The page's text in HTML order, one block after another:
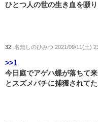
ひとつ人の世の生き血を啜り
32: 名無しのひみつ 2021/09/11(土)
>>1
今日庭でアゲハ蝶が落ちて
とスズメバチに捕獲されてた